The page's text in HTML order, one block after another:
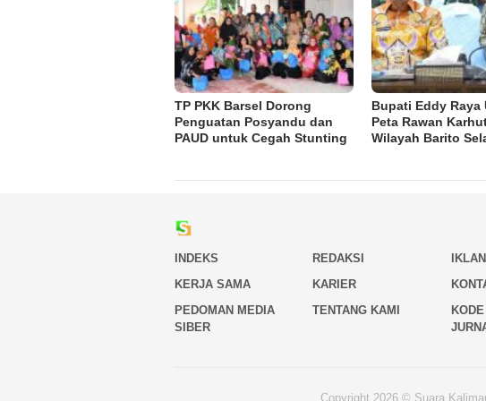
TP PKK Barsel Dorong
Penguatan Posyandu dan
PAUD untuk Cegah Stunting
Bupati Eddy Raya
Peta Rawan
Wilayah Barito
INDEKS REDAKSI
IKLAN
KERJA SAMA
KARIER
PEDOMAN MEDIA
SIBER
TENTANG KAMI
Copyright 2026 © Suara